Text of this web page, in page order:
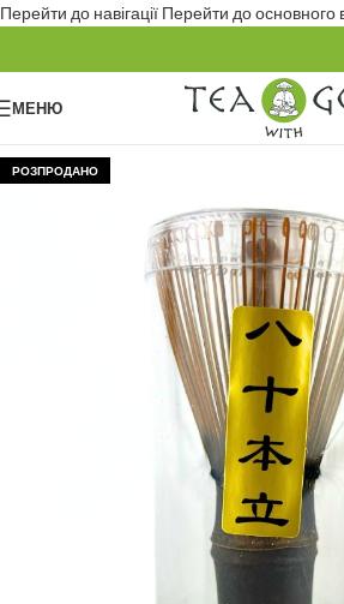
Перейти до навігації Перейти до основного
МЕНЮ
РОЗПРОДАНО